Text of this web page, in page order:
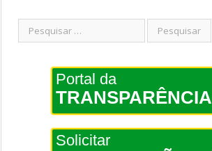
Portal da
TRANSPARÊNCIA
Solicitar